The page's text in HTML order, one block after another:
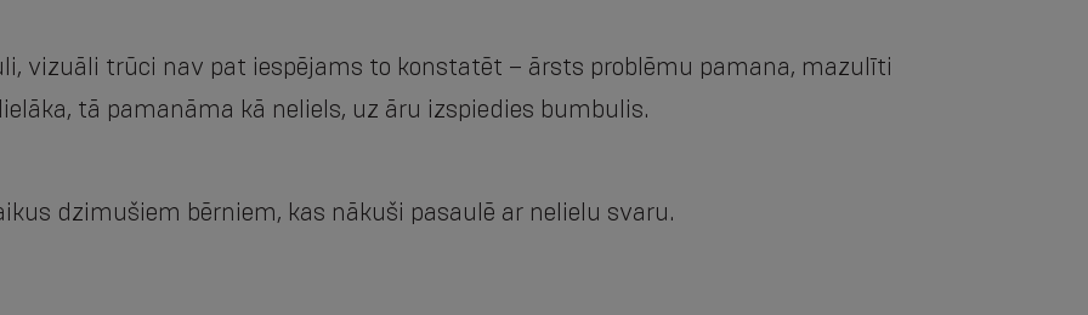
vizuāli trūci nav pat iespējams to konstatēt – ārsts problēmu pamana, mazulīti
tā pamanāma kā neliels, uz āru izspiedies bumbulis.
dzimušiem bērniem, kas nākuši pasaulē ar nelielu svaru.